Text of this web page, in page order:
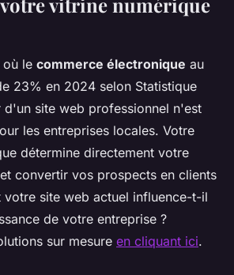
où le commerce électronique au
23% en 2024 selon Statistique
d'un site web professionnel n'est
les entreprises locales. Votre
détermine directement votre
convertir vos prospects en clients
votre site web actuel influence-t-il
de votre entreprise ?
sur mesure en cliquant ici.